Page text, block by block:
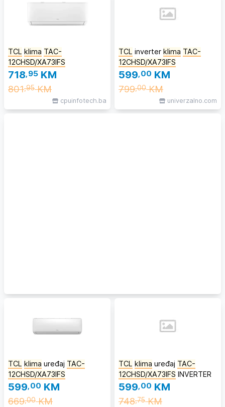
TCL klima TAC-
12CHSD/XA73IFS
718,95 KM
801,95KM
cpuinfotech.ba
TCL inverter klima TAC-
12CHSD/XA73IFS
599,00 KM
799,00KM
univerzalno.com
TCL klima uređaj TAC-
12CHSD/XA73IFS
599,00 KM
669,00KM
TCL klima uređaj TAC-
12CHSD/XA73IFS INVERTER
599,00 KM
748,75KM